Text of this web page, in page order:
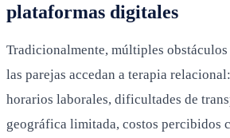
plataformas digitales
Tradicionalmente, múltiples
las parejas accedan a terapia
horarios laborales, dificultades de
geográfica limitada, costos percibidos